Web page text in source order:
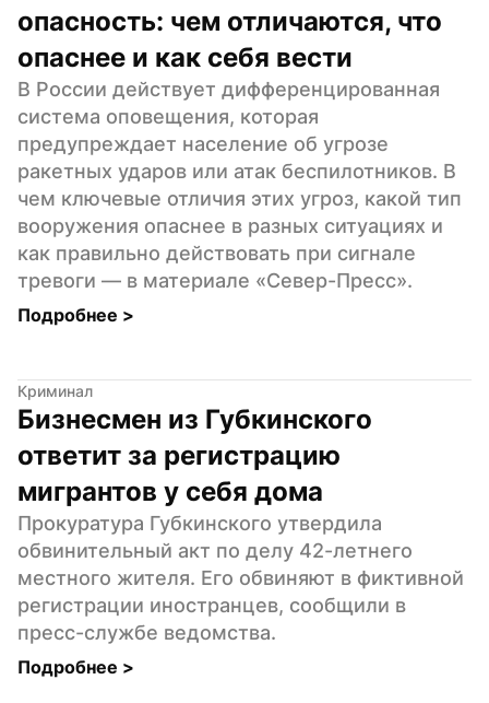
опасность: чем отличаются, что
опаснее и как себя вести
В России действует дифференцированная
система оповещения, которая
предупреждает население об угрозе
ракетных ударов или атак беспилотников. В
чем ключевые отличия этих угроз, какой тип
вооружения опаснее в разных ситуациях и
как правильно действовать при сигнале
тревоги — в материале «Север-Пресс».
Подробнее >
Криминал
Бизнесмен из Губкинского
ответит за регистрацию
мигрантов у себя дома
Прокуратура Губкинского утвердила
обвинительный акт по делу 42-летнего
местного жителя. Его обвиняют в фиктивной
регистрации иностранцев, сообщили в
пресс-службе ведомства.
Подробнее >